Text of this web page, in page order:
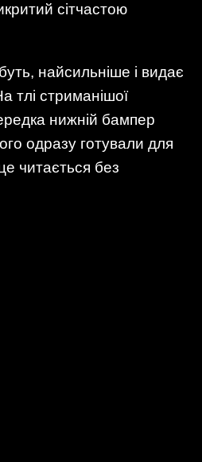
сітчастою
найсильніше і видає
тлі стриманішої
нижній бампер
одразу готували для
читається без